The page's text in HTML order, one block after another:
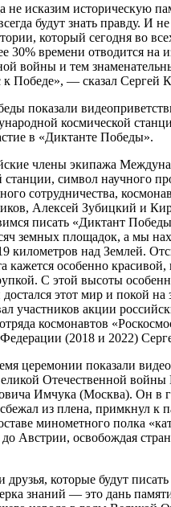
не исказим историческую
будут знать правду. И
который сегодня во
30% времени отводится на
войны и тем
к Победе», — сказал Сергей
показали
космической
в «Диктанте Победы».
члены экипажа
станции, символ научного
сотрудничества,
Алексей Зубицкий и
писать «Диктант
земных площадок, а мы
километров над Землей.
кажется особенно красивой,
С этой высоты
достался этот мир и покой
участников акции
космонавтов
(2018 и 2022)
церемонии показали
Отечественной войны
Имчука (Москва). Он в
из плена, примкнул к
минометного полка
до Австрии, освобождая
которые будут
знаний — это дань